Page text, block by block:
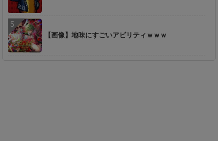
【画像】地味にすごいアビリティｗｗｗ